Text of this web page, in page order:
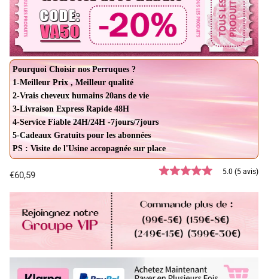
Pourquoi Choisir nos Perruques ?
1-Meilleur Prix , Meilleur qualité
2-Vrais cheveux humains 20ans de vie
3-Livraison Express Rapide 48H
4-Service Fiable 24H/24H -7jours/7jours
5-Cadeaux Gratuits pour les abonnées
PS : Visite de l'Usine accopagnée sur place
€60,59 5.0 (5 avis)